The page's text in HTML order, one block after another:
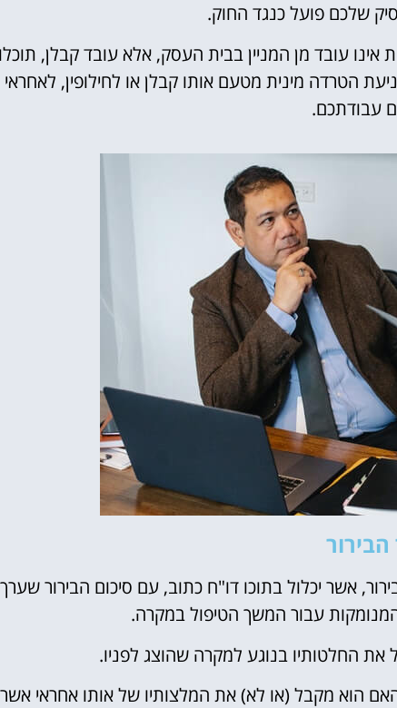
שלכם פועל כנגד החוק.
עובד מן המניין בבית העסק, אלא עובד קבלן,
הטרדה מינית מטעם אותו קבלן או לחילופין, לאחראי
עבודתכם.
אשר יכלול בתוכו דו"ח כתוב, עם סיכום הבירור
המנומקות עבור המשך הטיפול במקרה.
החלטותיו בנוגע למקרה שהוצג לפניו.
הוא מקבל (או לא) את המלצותיו של אותו אחראי אשר